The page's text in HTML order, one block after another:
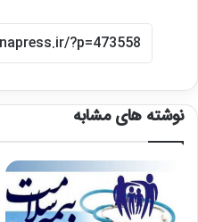
نوشته های مشابه